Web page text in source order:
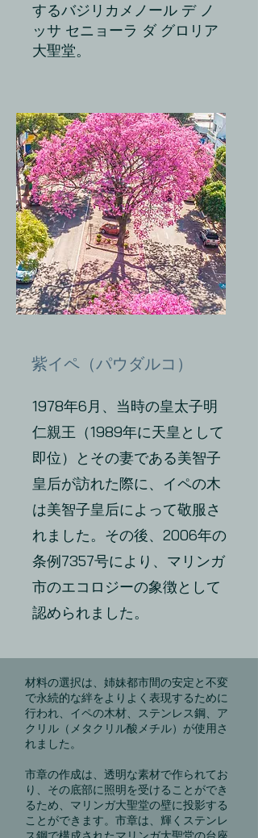
するバジリカメノール デ ノ
ッサ セニョーラ ダ グロリア
大聖堂。
紫イペ（パウダルコ）
1978年6月、当時の皇太子明
仁親王（1989年に天皇として
即位）とその妻である美智子
皇后が訪れた際に、イペの木
は美智子皇后によって敬服さ
れました。その後、2006年の
条例7357号により、マリンガ
市のエコロジーの象徴として
認められました。
材料の選択は、姉妹都市間の安定と不変
で永続的な絆をよりよく表現するために
行われ、イペの木材、ステンレス鋼、ア
クリル（メタクリル酸メチル）が使用さ
れました。
市章の作成は、透明な素材で作られてお
り、その底部に照明を受けることができ
るため、マリンガ大聖堂の壁に投影する
ことができます。市章は、輝くステンレ